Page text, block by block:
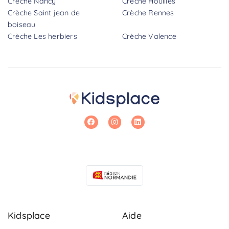
Crèche Saint jean de
boiseau
Crèche Rennes
Crèche Les herbiers Crèche Valence
Kidsplace Aide